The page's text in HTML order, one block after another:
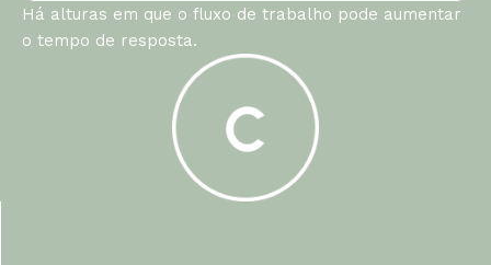
Há alturas em que o fluxo de trabalho pode aumentar
o tempo de resposta.